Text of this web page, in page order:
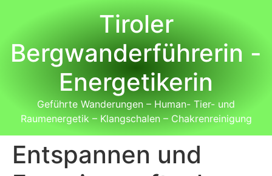
Tiroler
Bergwanderführerin -
Energetikerin
Geführte Wanderungen – Human- Tier- und
Raumenergetik – Klangschalen – Chakrenreinigung
Entspannen und